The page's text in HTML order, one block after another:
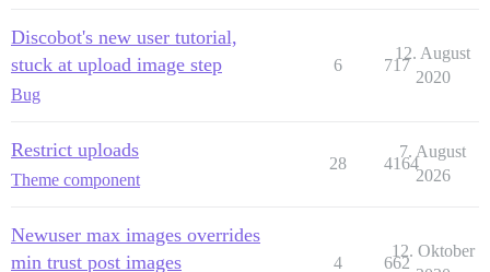
Discobot's new user tutorial,
stuck at upload image step
Bug
6 717
12. August
2020
Restrict uploads
Theme component
28 4164
7. August
2026
Newuser max images overrides
min trust post images
4 662
12. Oktober